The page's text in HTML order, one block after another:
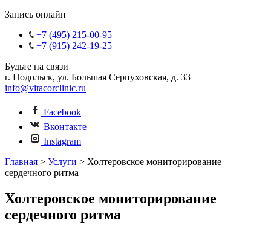
Запись онлайн
+7 (495) 215-00-95
+7 (915) 242-19-25
Будьте на связи
г. Подольск, ул. Большая Серпуховская, д. 33
info@vitacorclinic.ru
Facebook
Вконтакте
Instagram
Главная > Услуги > Холтеровское мониторирование
сердечного ритма
Холтеровское мониторирование
сердечного ритма